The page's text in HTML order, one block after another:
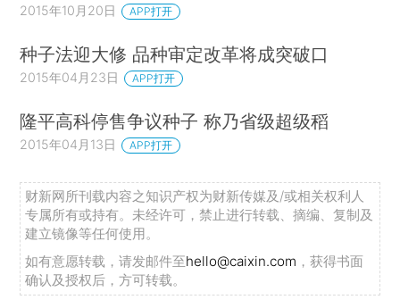
2015年10月20日 APP打开
种子法迎大修 品种审定改革将成突破口
2015年04月23日 APP打开
隆平高科停售争议种子 称乃省级超级稻
2015年04月13日 APP打开
财新网所刊载内容之知识产权为财新传媒及/或相关权利人
专属所有或持有。未经许可，禁止进行转载、摘编、复制及
建立镜像等任何使用。
如有意愿转载，请发邮件至hello@caixin.com ，获得书面
确认及授权后，方可转载。